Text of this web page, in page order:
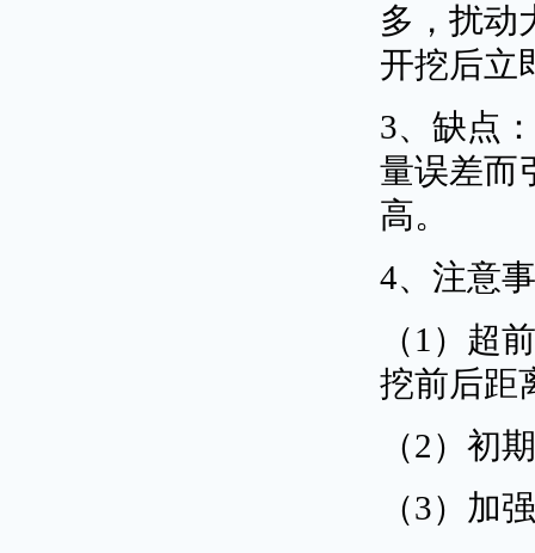
多，扰动
开挖后立
3、缺点
量误差而
高。
4、注意
（1）超
挖前后距
（2）初
（3）加